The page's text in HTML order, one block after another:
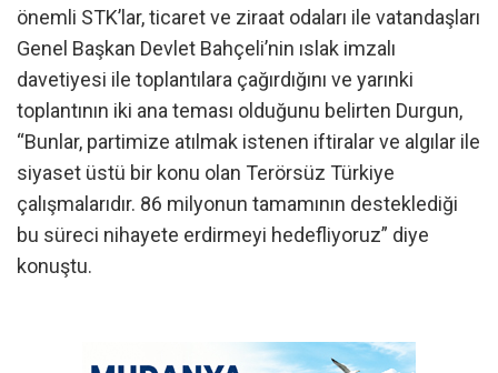
önemli STK’lar, ticaret ve ziraat odaları ile vatandaşları
Genel Başkan Devlet Bahçeli’nin ıslak imzalı
davetiyesi ile toplantılara çağırdığını ve yarınki
toplantının iki ana teması olduğunu belirten Durgun,
“Bunlar, partimize atılmak istenen iftiralar ve algılar ile
siyaset üstü bir konu olan Terörsüz Türkiye
çalışmalarıdır. 86 milyonun tamamının desteklediği
bu süreci nihayete erdirmeyi hedefliyoruz” diye
konuştu.